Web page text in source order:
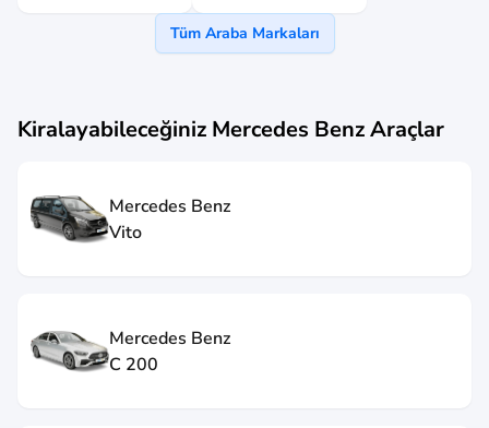
Tüm Araba Markaları
Kiralayabileceğiniz Mercedes BenzAraçlar
Mercedes Benz
Vito
Mercedes Benz
C 200